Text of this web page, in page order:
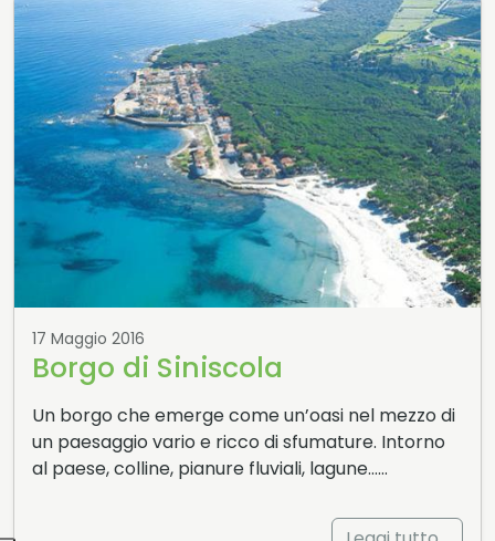
17 Maggio 2016
Borgo di Siniscola
Un borgo che emerge come un’oasi nel mezzo di
un paesaggio vario e ricco di sfumature. Intorno
al paese, colline, pianure fluviali, lagune……